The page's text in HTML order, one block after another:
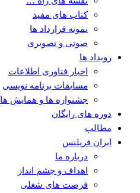
کتاب های مفید
نمونه قرارداد ها
صوتی و تصویری
رویداد ها
اخبار فناوری اطلاعات
مسابقات برنامه نویسی
جشنواره ها و همایش ها
دوره های رایگان
مطالب
ایران فریلنس
درباره ما
اهداف و چشم انداز
فرصت های شغلی